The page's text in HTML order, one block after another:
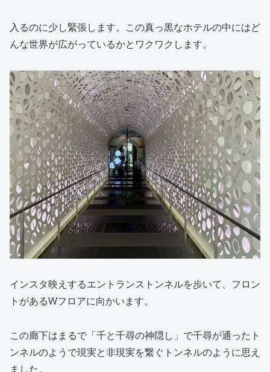
入るのに少し緊張します。この真っ黒なホテルの中にはど
んな世界が広がっているかとワクワクします。
インスタ映えするエントランストンネルを歩いて、フロン
トがあるWフロアに向かいます。
この廊下はまるで「千と千尋の神隠し」で千尋が通ったト
ンネルのようで現実と非現実を繋ぐトンネルのように思え
ました。